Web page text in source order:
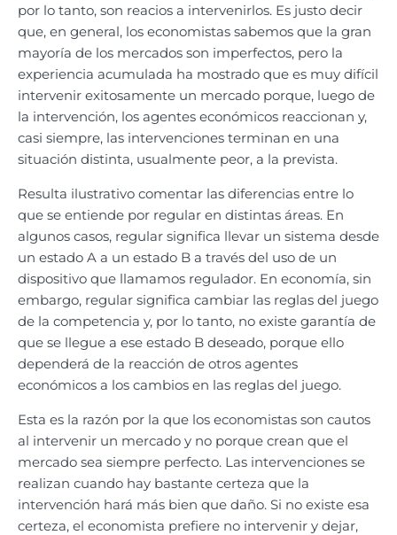
por lo tanto, son reacios a intervenirlos. Es justo decir
que, en general, los economistas sabemos que la gran
mayoría de los mercados son imperfectos, pero la
experiencia acumulada ha mostrado que es muy difícil
intervenir exitosamente un mercado porque, luego de
la intervención, los agentes económicos reaccionan y,
casi siempre, las intervenciones terminan en una
situación distinta, usualmente peor, a la prevista.
Resulta ilustrativo comentar las diferencias entre lo
que se entiende por regular en distintas áreas. En
algunos casos, regular significa llevar un sistema desde
un estado A a un estado B a través del uso de un
dispositivo que llamamos regulador. En economía, sin
embargo, regular significa cambiar las reglas del juego
de la competencia y, por lo tanto, no existe garantía de
que se llegue a ese estado B deseado, porque ello
dependerá de la reacción de otros agentes
económicos a los cambios en las reglas del juego.
Esta es la razón por la que los economistas son cautos
al intervenir un mercado y no porque crean que el
mercado sea siempre perfecto. Las intervenciones se
realizan cuando hay bastante certeza que la
intervención hará más bien que daño. Si no existe esa
certeza, el economista prefiere no intervenir y dejar,